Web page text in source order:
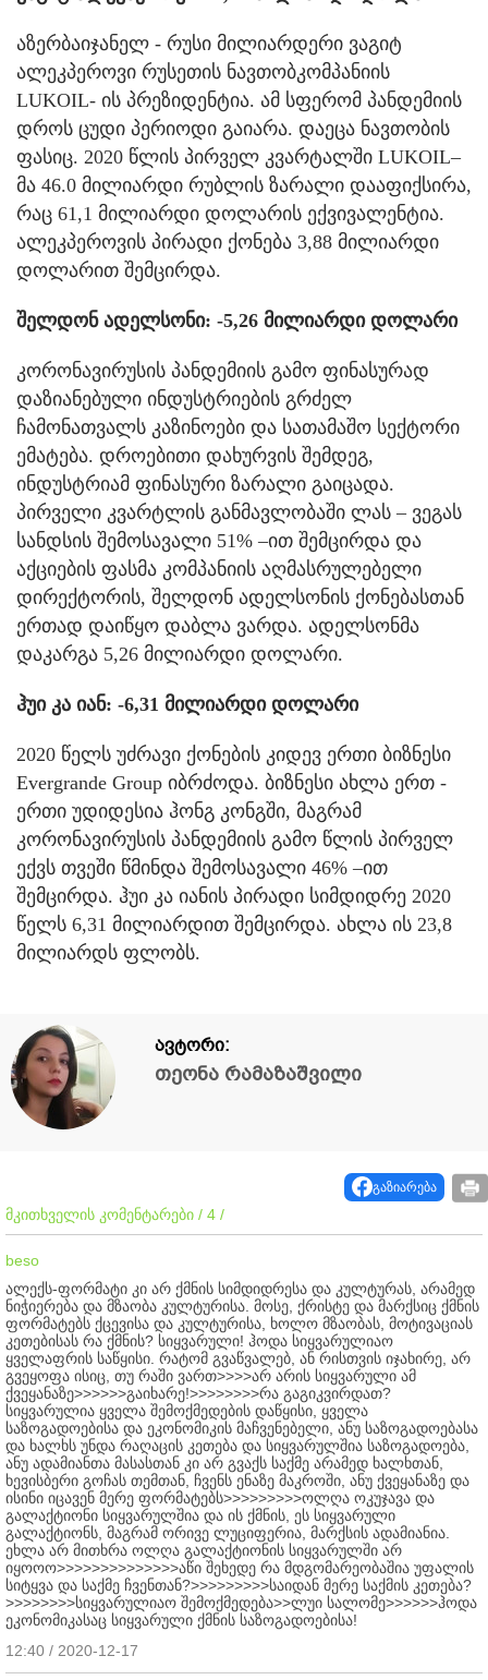
აზერბაიჯანელ - რუსი მილიარდერი ვაგიტ
ალეკპეროვი რუსეთის ნავთობკომპანიის
LUKOIL- ის პრეზიდენტია. ამ სფერომ პანდემიის
დროს ცუდი პერიოდი გაიარა. დაეცა ნავთობის
ფასიც. 2020 წლის პირველ კვარტალში LUKOIL–
მა 46.0 მილიარდი რუბლის ზარალი დააფიქსირა,
რაც 61,1 მილიარდი დოლარის ექვივალენტია.
ალეკპეროვის პირადი ქონება 3,88 მილიარდი
დოლარით შემცირდა.
შელდონ ადელსონი: -5,26 მილიარდი დოლარი
კორონავირუსის პანდემიის გამო ფინასურად
დაზიანებული ინდუსტრიების გრძელ
ჩამონათვალს კაზინოები და სათამაშო სექტორი
ემატება. დროებითი დახურვის შემდეგ,
ინდუსტრიამ ფინასური ზარალი გაიცადა.
პირველი კვარტლის განმავლობაში ლას – ვეგას
სანდსის შემოსავალი 51% –ით შემცირდა და
აქციების ფასმა კომპანიის აღმასრულებელი
დირექტორის, შელდონ ადელსონის ქონებასთან
ერთად დაიწყო დაბლა ვარდა. ადელსონმა
დაკარგა 5,26 მილიარდი დოლარი.
ჰუი კა იან: -6,31 მილიარდი დოლარი
2020 წელს უძრავი ქონების კიდევ ერთი ბიზნესი
Evergrande Group იბრძოდა. ბიზნესი ახლა ერთ -
ერთი უდიდესია ჰონგ კონგში, მაგრამ
კორონავირუსის პანდემიის გამო წლის პირველ
ექვს თვეში წმინდა შემოსავალი 46% –ით
შემცირდა. ჰუი კა იანის პირადი სიმდიდრე 2020
წელს 6,31 მილიარდით შემცირდა. ახლა ის 23,8
მილიარდს ფლობს.
ავტორი:
თეონა რამაზაშვილი
გაზიარება
მკითხველის კომენტარები / 4 /
beso
ალექს-ფორმატი კი არ ქმნის სიმდიდრესა და კულტურას, არამედ
ნიჭიერება და მზაობა კულტურისა. მოსე, ქრისტე და მარქსიც ქმნის
ფორმატებს ქცევისა და კულტურისა, ხოლო მზაობას, მოტივაციას
კეთებისას რა ქმნის? სიყვარული! ჰოდა სიყვარულიაო
ყველაფრის საწყისი. რატომ გვაწვალებ, ან რისთვის იჯახირე, არ
გვეყოფა ისიც, თუ რაში ვართ>>>>არ არის სიყვარული ამ
ქვეყანაზე>>>>>>გაიხარე!>>>>>>>>რა გაგიკვირდათ?
სიყვარულია ყველა შემოქმედების დაწყისი, ყველა
საზოგადოებისა და ეკონომიკის მაჩვენებელი, ანუ საზოგადოებასა
და ხალხს უნდა რაღაცის კეთება და სიყვარულშია საზოგადოება,
ანუ ადამიანთა მასასთან კი არ გვაქს საქმე არამედ ხალხთან,
ხევისბერი გოჩას თემთან, ჩვენს ენაზე მაკროში, ანუ ქვეყანაზე და
ისინი იცავენ მერე ფორმატებს>>>>>>>>>ოლღა ოკუჯავა და
გალაქტიონი სიყვარულშია და ის ქმნის, ეს სიყვარული
გალაქტიონს, მაგრამ ორივე ლუციფერია, მარქსის ადამიანია.
ეხლა არ მითხრა ოლღა გალაქტიონის სიყვარულში არ
იყოოო>>>>>>>>>>>>>>აწი შეხედე რა მდგომარეობაშია უფალის
სიტყვა და საქმე ჩვენთან?>>>>>>>>>საიდან მერე საქმის კეთება?
>>>>>>>>სიყვარულიაო შემოქმედება>>ლუი სალომე>>>>>>ჰოდა
ეკონომიკასაც სიყვარული ქმნის საზოგადოებისა!
12:40 / 2020-12-17